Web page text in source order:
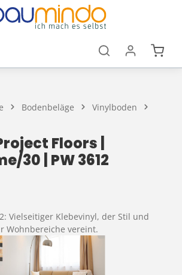
Bodenbeläge
Vinylboden
Floors |
30 | PW 3612
Vielseitiger Klebevinyl, der Stil und
Wohnbereiche vereint.